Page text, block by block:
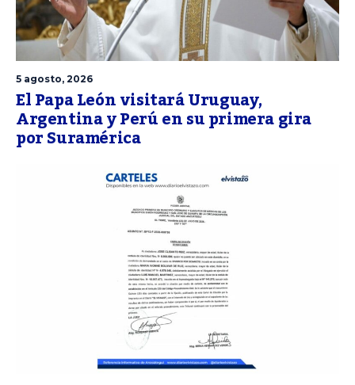
5 agosto, 2026
El Papa León visitará Uruguay,
Argentina y Perú en su primera gira
por Suramérica